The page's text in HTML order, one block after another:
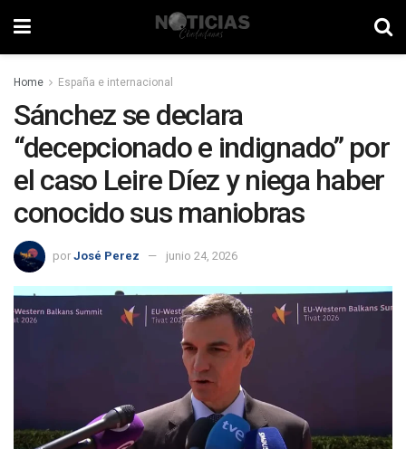
Home España e internacional
Sánchez se declara
“decepcionado e indignado” por
el caso Leire Díez y niega haber
conocido sus maniobras
por José Perez junio 24, 2026